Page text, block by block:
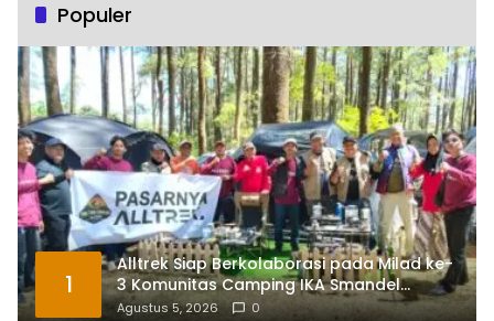
Populer
1
Alltrek Siap Berkolaborasi pada Milad ke-
3 Komunitas Camping IKA Smandel
Makassar di Malino
Agustus 5, 2026 0